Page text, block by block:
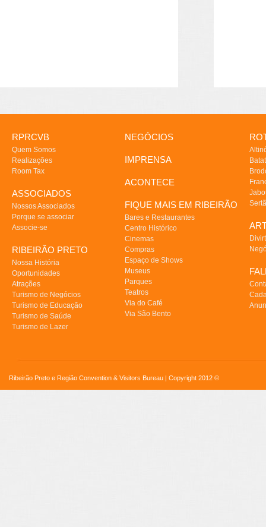
RPRCVB
Quem Somos
Realizações
Room Tax
ASSOCIADOS
Nossos Associados
Porque se associar
Associe-se
RIBEIRÃO PRETO
Nossa História
Oportunidades
Atrações
Turismo de Negócios
Turismo de Educação
Turismo de Saúde
Turismo de Lazer
NEGÓCIOS
IMPRENSA
ACONTECE
FIQUE MAIS EM RIBEIRÃO
Bares e Restaurantes
Centro Histórico
Cinemas
Compras
Espaço de Shows
Museus
Parques
Teatros
Via do Café
Via São Bento
Ribeirão Preto e Região Convention & Visitors Bureau | Copyright 2012 ©